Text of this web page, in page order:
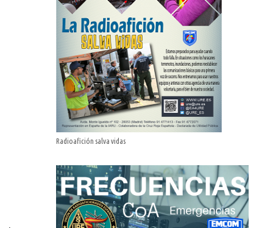
Radioafición salva vidas